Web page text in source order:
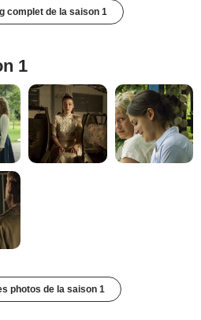
complet de la saison 1
1
photos de la saison 1